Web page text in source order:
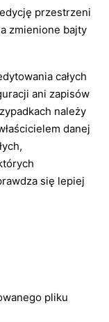
przestrzeni
zmienione bajty
całych
ani zapisów
należy
danej
się lepiej
pliku